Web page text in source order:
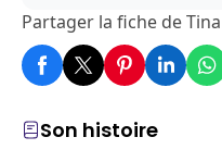
Son histoire
Partager la fiche de